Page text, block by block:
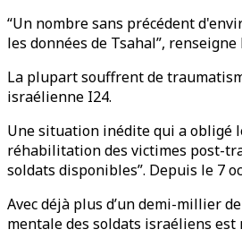
“Un nombre sans précédent
les données de Tsahal”,
La plupart souffrent de
israélienne I24.
Une situation inédite qui a obligé
réhabilitation des victimes post-
soldats disponibles”. Depuis le 7
Avec déjà plus d’un demi-millier
mentale des soldats israéliens